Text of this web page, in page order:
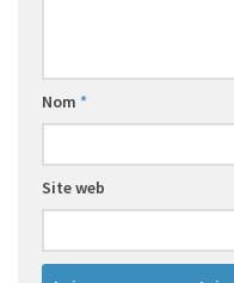
Nom *
Site web